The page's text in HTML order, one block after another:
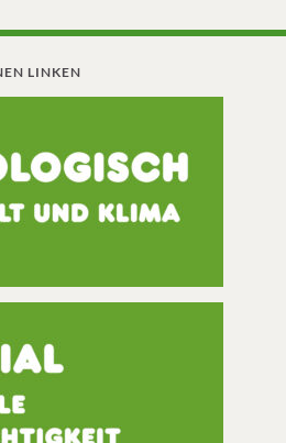
LINKEN